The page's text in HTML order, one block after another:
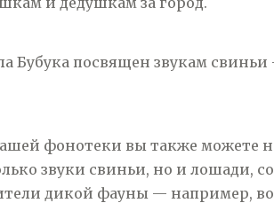
Бубука посвящен звукам
фонотеки вы также можете
звуки свиньи, но и лошади,
дикой фауны — например,